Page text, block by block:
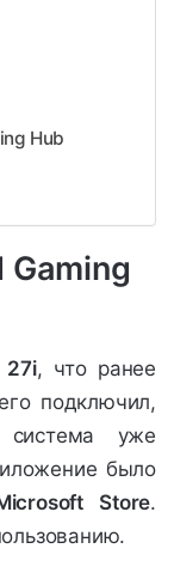
Hub
Gaming
27i, что ранее
подключил,
уже
было
Store.